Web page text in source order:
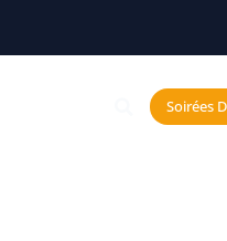
Soirées